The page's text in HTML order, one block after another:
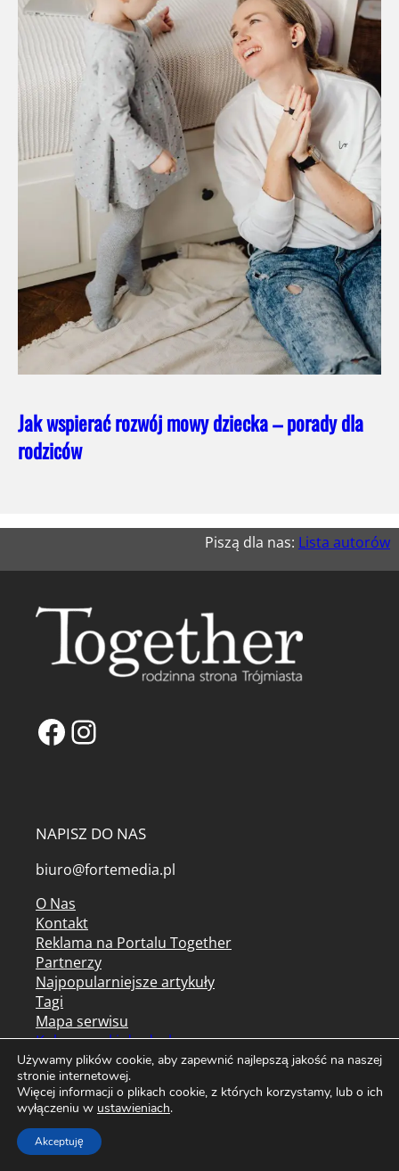
Jak wspierać rozwój mowy dziecka – porady dla
rodziców
Piszą dla nas: Lista autorów
Facebook
Instagram
NAPISZ DO NAS
biuro@fortemedia.pl
O Nas
Kontakt
Reklama na Portalu Together
Partnerzy
Najpopularniejsze artykuły
Tagi
Mapa serwisu
Kolorowanki do druku
Archiwum czasopism
Regulamin serwisu
Regulamin newslettera
Polityka prywatności / cookies
Używamy plików cookie, aby zapewnić najlepszą jakość na naszej
stronie internetowej.
Więcej informacji o plikach cookie, z których korzystamy, lub o ich
wyłączeniu w ustawieniach.
Akceptuję